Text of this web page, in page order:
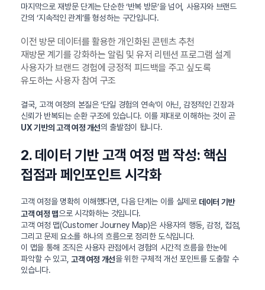
마지막으로 재방문 단계는 단순한 ‘반복 방문’을 넘어, 사용자와 브랜드
간의 ‘지속적인 관계’를 형성하는 구간입니다.
이전 방문 데이터를 활용한 개인화된 콘텐츠 추천
재방문 계기를 강화하는 알림 및 유저 리텐션 프로그램 설계
사용자가 브랜드 경험에 긍정적 피드백을 주고 싶도록
유도하는 사용자 참여 구조
결국, 고객 여정의 본질은 ‘단일 경험의 연속’이 아닌, 감정적인 긴장과
신뢰가 반복되는 순환 구조에 있습니다. 이를 제대로 이해하는 것이 곧
UX 기반의 고객 여정 개선의 출발점이 됩니다.
2. 데이터 기반 고객 여정 맵 작성: 핵심
접점과 페인포인트 시각화
고객 여정을 명확히 이해했다면, 다음 단계는 이를 실제로 데이터 기반
고객 여정 맵으로 시각화하는 것입니다.
고객 여정 맵(Customer Journey Map)은 사용자의 행동, 감정, 접점,
그리고 문제 요소를 하나의 흐름으로 정리한 도식입니다.
이 맵을 통해 조직은 사용자 관점에서 경험의 시간적 흐름을 한눈에
파악할 수 있고, 고객 여정 개선을 위한 구체적 개선 포인트를 도출할 수
있습니다.